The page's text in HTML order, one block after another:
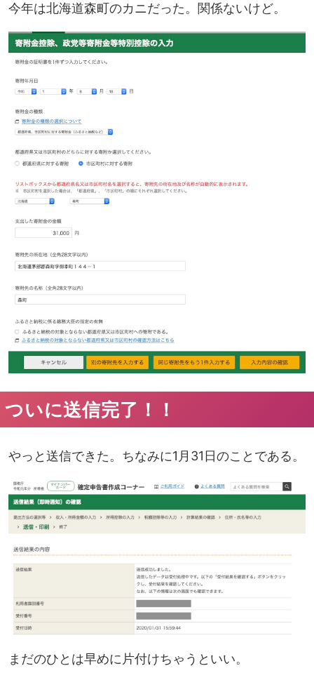
今年は北海道森町のカニだった。関係ないけど。
ついに送信完了！！
やっと送信できた。ちなみに1月31日のことである。
まだのひとは早めに片付けちゃうといい。